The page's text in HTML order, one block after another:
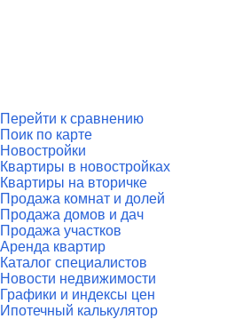
Перейти к сравнению
Поик по карте
Новостройки
Квартиры в новостройках
Квартиры на вторичке
Продажа комнат и долей
Продажа домов и дач
Продажа участков
Аренда квартир
Каталог специалистов
Новости недвижимости
Графики и индексы цен
Ипотечный калькулятор